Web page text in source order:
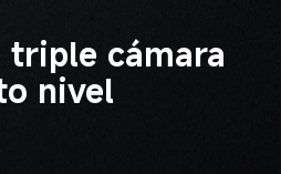
triple cámara
nivel